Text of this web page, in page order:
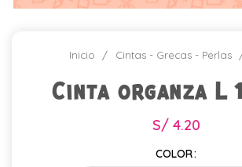
Inicio Cintas - Grecas - Perlas
Cinta organza L
S/4.20
COLOR